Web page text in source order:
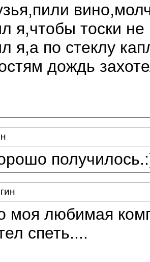
я,чтобы тоски не
я,а по стеклу
дождь
моя любимая
спеть....